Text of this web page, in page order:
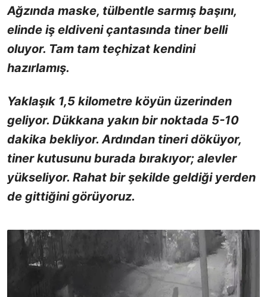
Ağzında maske, tülbentle sarmış başını,
elinde iş eldiveni çantasında tiner belli
oluyor. Tam tam teçhizat kendini
hazırlamış.
Yaklaşık 1,5 kilometre köyün üzerinden
geliyor. Dükkana yakın bir noktada 5-10
dakika bekliyor. Ardından tineri döküyor,
tiner kutusunu burada bırakıyor; alevler
yükseliyor. Rahat bir şekilde geldiği yerden
de gittiğini görüyoruz.